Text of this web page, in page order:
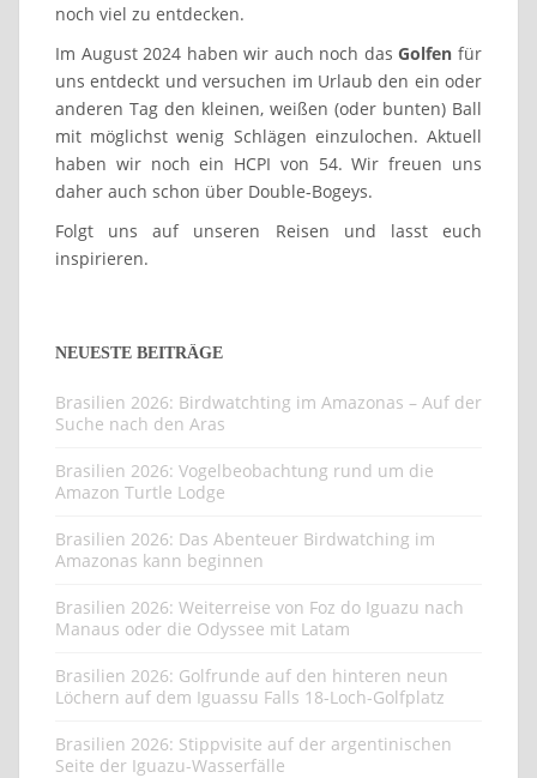
noch viel zu entdecken.
Im August 2024 haben wir auch noch dasGolfen für
uns entdeckt und versuchen im Urlaub den ein oder
anderen Tag den kleinen, weißen (oder bunten) Ball
mit möglichst wenig Schlägen einzulochen. Aktuell
haben wir noch ein HCPI von 54. Wir freuen uns
daher auch schon über Double-Bogeys.
Folgt uns auf unseren Reisen und lasst euch
inspirieren.
NEUESTE BEITRÄGE
Brasilien 2026: Birdwatchting im Amazonas – Auf der
Suche nach den Aras
Brasilien 2026: Vogelbeobachtung rund um die
Amazon Turtle Lodge
Brasilien 2026: Das Abenteuer Birdwatching im
Amazonas kann beginnen
Brasilien 2026: Weiterreise von Foz do Iguazu nach
Manaus oder die Odyssee mit Latam
Brasilien 2026: Golfrunde auf den hinteren neun
Löchern auf dem Iguassu Falls 18-Loch-Golfplatz
Brasilien 2026: Stippvisite auf der argentinischen
Seite der Iguazu-Wasserfälle